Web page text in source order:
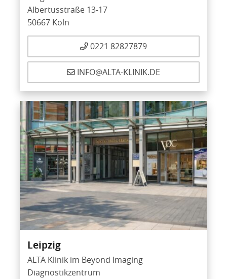
Albertusstraße 13-17
50667 Köln
0221 82827879
INFO@ALTA-KLINIK.DE
Leipzig
ALTA Klinik im Beyond Imaging
Diagnostikzentrum